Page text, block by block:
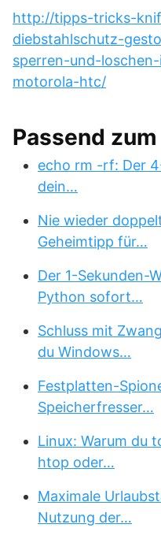
http://tipps-tricks-
diebstahlschutz-
sperren-und-
motorola-htc/
Passend
echo rm -rf: Der
dein…
Nie wieder
Geheimtipp für…
Der 1-Sekunden-
Python sofort…
Schluss mit
du Windows…
Festplatten-
Speicherfresser…
Linux: Warum du
htop oder…
Maximale
Nutzung der…